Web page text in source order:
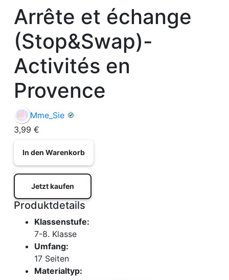
Arrête et échange
(Stop&Swap)-
Activités en
Provence
Mme_Sie
3,99 €
In den Warenkorb
Jetzt kaufen
Produktdetails
Klassenstufe:
7-8. Klasse
Umfang:
17 Seiten
Materialtyp: